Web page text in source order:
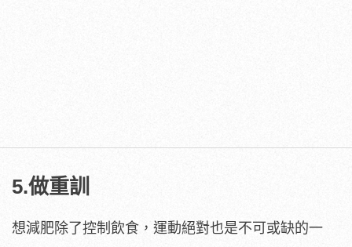
5.做重訓
想減肥除了控制飲食，運動絕對也是不可或缺的一